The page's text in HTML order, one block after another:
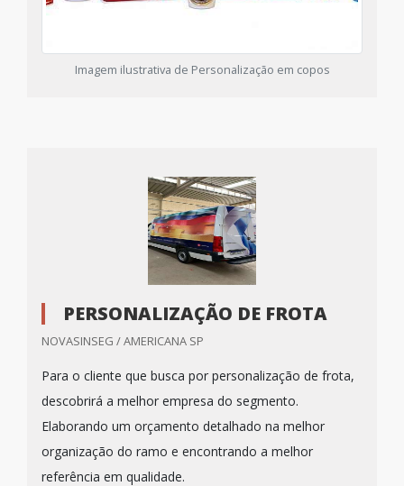
Imagem ilustrativa de Personalização em copos
PERSONALIZAÇÃO DE FROTA
NOVASINSEG / AMERICANA SP
Para o cliente que busca por personalização de frota,
descobrirá a melhor empresa do segmento.
Elaborando um orçamento detalhado na melhor
organização do ramo e encontrando a melhor
referência em qualidade.